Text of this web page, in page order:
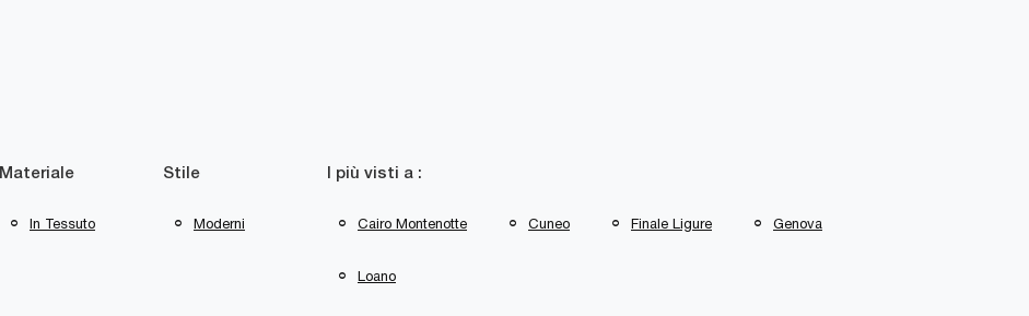
Materiale
In Tessuto
Stile
Moderni
I più visti a :
Cairo Montenotte Cuneo Finale Ligure Genova
Loano